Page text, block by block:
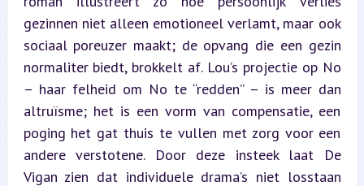
gezinnen niet alleen emotioneel verlamt, maar ook
sociaal poreuzer maakt; de opvang die een gezin
normaliter biedt, brokkelt af. Lou’s projectie op No
– haar felheid om No te “redden” – is meer dan
altruïsme; het is een vorm van compensatie, een
poging het gat thuis te vullen met zorg voor een
andere verstotene. Door deze insteek laat De
Vigan zien dat individuele drama’s niet losstaan